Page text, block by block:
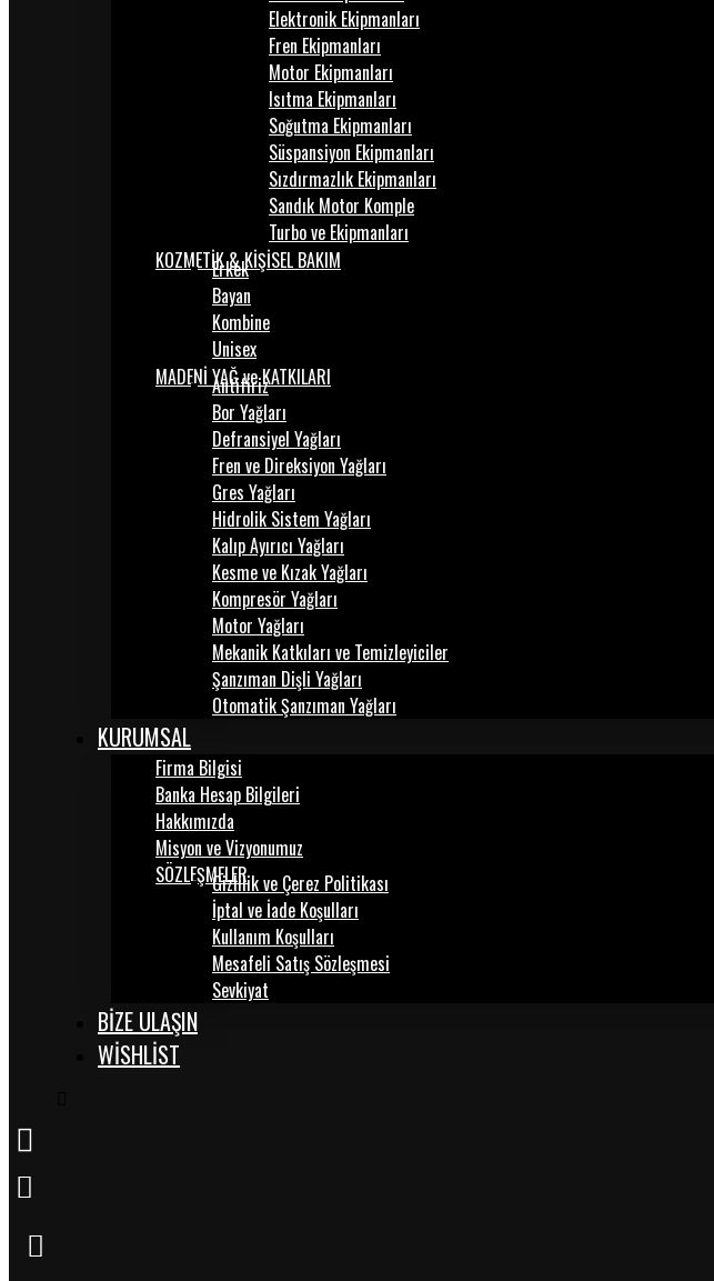
Elektronik Ekipmanları
Fren Ekipmanları
Motor Ekipmanları
Isıtma Ekipmanları
Soğutma Ekipmanları
Süspansiyon Ekipmanları
Sızdırmazlık Ekipmanları
Sandık Motor Komple
Turbo ve Ekipmanları
KOZMETİK & KİŞİSEL BAKIM
Erkek
Bayan
Kombine
Unisex
MADENİ YAĞ ve KATKILARI
Antifiriz
Bor Yağları
Defransiyel Yağları
Fren ve Direksiyon Yağları
Gres Yağları
Hidrolik Sistem Yağları
Kalıp Ayırıcı Yağları
Kesme ve Kızak Yağları
Kompresör Yağları
Motor Yağları
Mekanik Katkıları ve Temizleyiciler
Şanzıman Dişli Yağları
Otomatik Şanzıman Yağları
KURUMSAL
Firma Bilgisi
Banka Hesap Bilgileri
Hakkımızda
Misyon ve Vizyonumuz
SÖZLEŞMELERGizlilik ve Çerez Politikası
İptal ve İade Koşulları
Kullanım Koşulları
Mesafeli Satış Sözleşmesi
Sevkiyat
BİZE ULAŞIN
WISHLIST